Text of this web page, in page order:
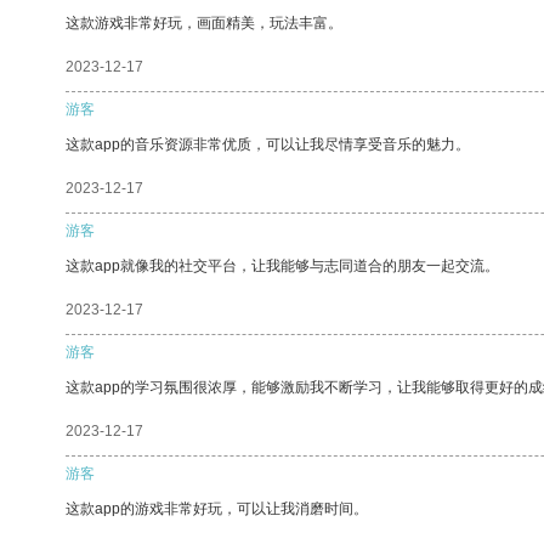
这款游戏非常好玩，画面精美，玩法丰富。
2023-12-17
游客
这款app的音乐资源非常优质，可以让我尽情享受音乐的魅力。
2023-12-17
游客
这款app就像我的社交平台，让我能够与志同道合的朋友一起交流。
2023-12-17
游客
这款app的学习氛围很浓厚，能够激励我不断学习，让我能够取得更好的
2023-12-17
游客
这款app的游戏非常好玩，可以让我消磨时间。